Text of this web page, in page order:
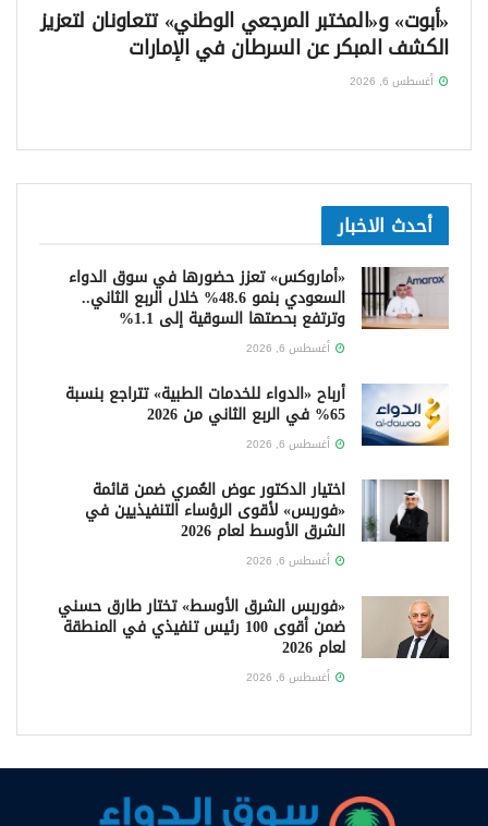
«أبوت» و«المختبر المرجعي الوطني» تتعاونان لتعزيز
الكشف المبكر عن السرطان في الإمارات
أغسطس 6, 2026
أحدث الاخبار
«أماروكس» تعزز حضورها في سوق الدواء
السعودي بنمو 48.6% خلال الربع الثاني..
وترتفع بحصتها السوقية إلى 1.1%
أغسطس 6, 2026
أرباح «الدواء للخدمات الطبية» تتراجع بنسبة
65% في الربع الثاني من 2026
أغسطس 6, 2026
اختيار الدكتور عوض العُمري ضمن قائمة
«فوربس» لأقوى الرؤساء التنفيذيين في
الشرق الأوسط لعام 2026
أغسطس 6, 2026
«فوربس الشرق الأوسط» تختار طارق حسني
ضمن أقوى 100 رئيس تنفيذي في المنطقة
لعام 2026
أغسطس 6, 2026